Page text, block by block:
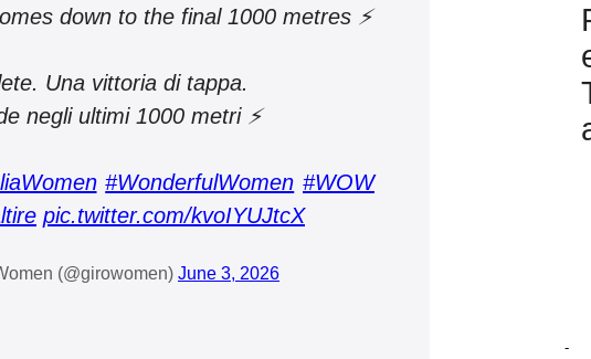
down to the final 1000 metres ⚡
Una vittoria di tappa.
negli ultimi 1000 metri ⚡
#WonderfulWomen #WOW
pic.twitter.com/kvoIYUJtcX
(@girowomen) June 3, 2026
-